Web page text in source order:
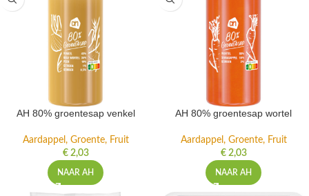
AH 80% groentesap venkel
Aardappel, Groente, Fruit
€2,03
NAAR AH
AH 80% groentesap wortel
Aardappel, Groente, Fruit
€2,03
NAAR AH